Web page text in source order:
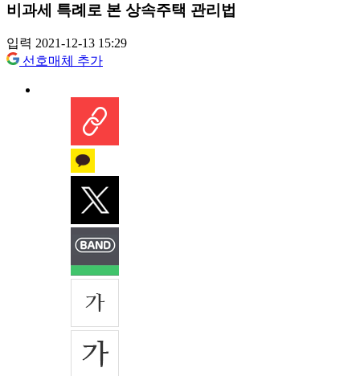
비과세 특례로 본 상속주택 관리법
입력 2021-12-13 15:29
선호매체 추가